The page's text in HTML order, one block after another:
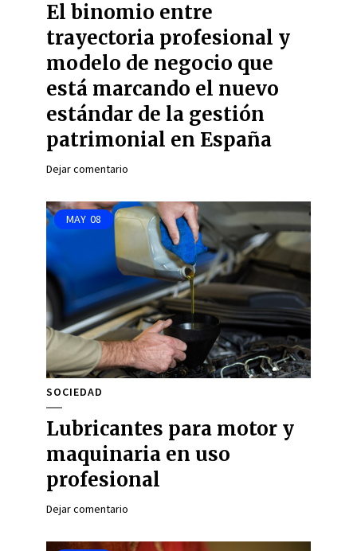
El binomio entre
trayectoria profesional y
modelo de negocio que
está marcando el nuevo
estándar de la gestión
patrimonial en España
Dejar comentario
MAY 08
SOCIEDAD
Lubricantes para motor y
maquinaria en uso
profesional
Dejar comentario